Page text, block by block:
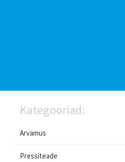
Kategooriad:
Arvamus
Pressiteade